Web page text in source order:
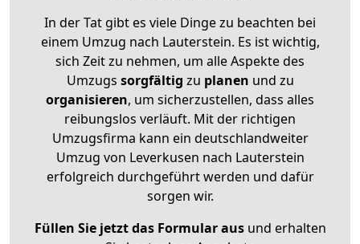
In der Tat gibt es viele Dinge zu beachten bei
einem Umzug nach Lauterstein. Es ist wichtig,
sich Zeit zu nehmen, um alle Aspekte des
Umzugs sorgfältig zu planen und zu
organisieren, um sicherzustellen, dass alles
reibungslos verläuft. Mit der richtigen
Umzugsfirma kann ein deutschlandweiter
Umzug von Leverkusen nach Lauterstein
erfolgreich durchgeführt werden und dafür
sorgen wir.
Füllen Sie jetzt das Formular ausund erhalten